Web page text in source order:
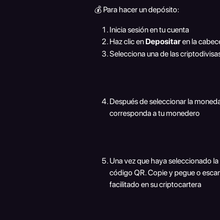
💰 Para hacer un depósito:
Inicia sesión en tu cuenta
Haz clic en Depositar en la
Selecciona una de las
Después de seleccionar la
corresponda a tu monedero
Una vez que haya seleccionado
código QR. Copie y pegue o
facilitado en su criptocartera